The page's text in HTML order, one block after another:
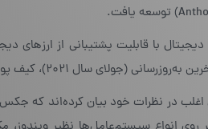
با قابلیت پشتیبانی از ارزهای
کیف پول جکس می‌تواند از بیش از ۹۰ ارز دیجیتال مختلف پشتیبانی کند.
اغلب در نظرات خود بیان کرده‌اند که